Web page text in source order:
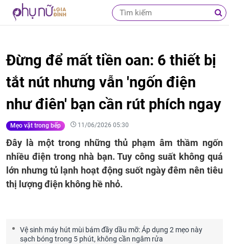
Đừng để mất tiền oan: 6 thiết bị
tắt nút nhưng vẫn 'ngốn điện
như điên' bạn cần rút phích ngay
Mẹo vặt trong bếp 11/06/2026 05:30
Đây là một trong những thủ phạm âm thầm ngốn
nhiều điện trong nhà bạn. Tuy công suất không quá
lớn nhưng tủ lạnh hoạt động suốt ngày đêm nên tiêu
thị lượng điện không hề nhỏ.
Vệ sinh máy hút mùi bám đầy dầu mỡ: Áp dụng 2 mẹo này
sạch bóng trong 5 phút, không cần ngâm rửa